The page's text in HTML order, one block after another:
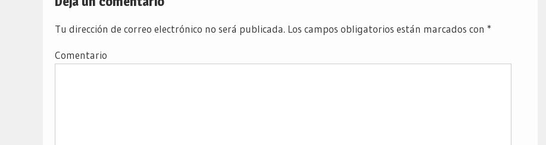
Tu dirección de correo electrónico no será publicada. Los campos obligatorios están marcados con *
Comentario